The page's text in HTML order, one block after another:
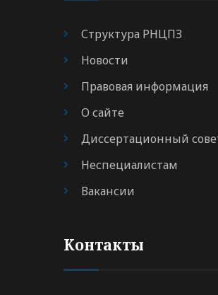
Структура РНЦПЗ
Новости
Правовая информация
О сайте
Диссертационный
Неспециалистам
Вакансии
Контакты